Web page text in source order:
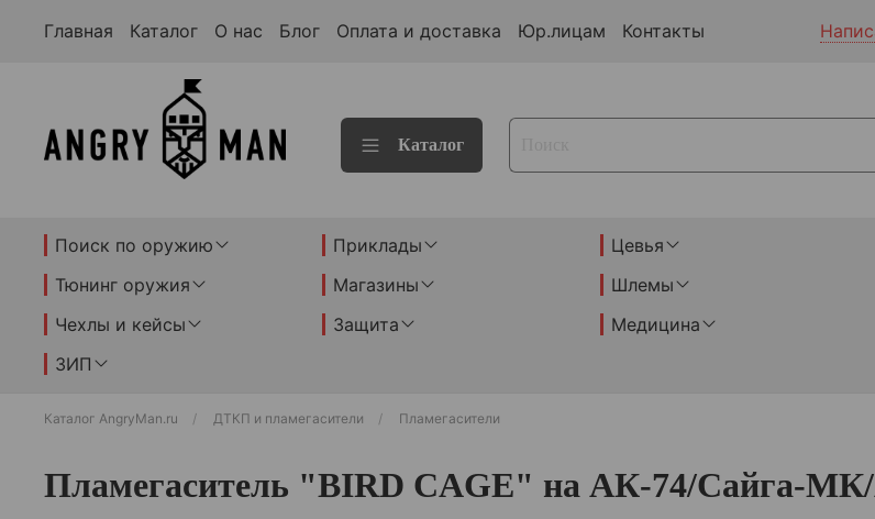
Главная Каталог О нас Блог Оплата и доставка Юр.лицам Контакты
Каталог
Поиск по оружию Приклады Цевья
Тюнинг оружия
Магазины Шлемы
Чехлы и кейсы
Защита Медицина
ЗИП
Каталог AngryMan.ru ДТКП и пламегасители Пламегасители
Пламегаситель "BIRD CAGE" на АК-74/Сайга-